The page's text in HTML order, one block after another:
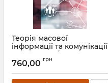
Теорія масової
інформації та комунікації
: підручник / 2-ге вид.,
перероб. і доп.
Артикул: Л13437
760,00 грн